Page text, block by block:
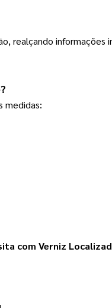
realçando
?
medidas:
com Verniz